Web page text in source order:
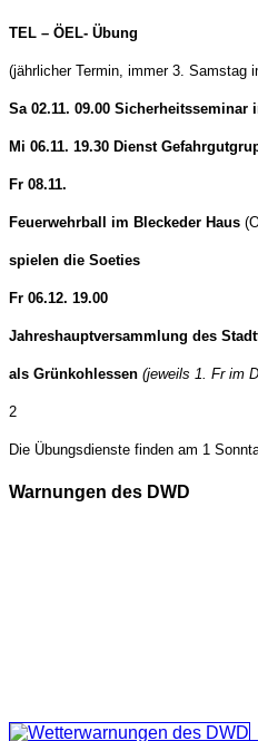
TEL – ÖEL- Übung
(jährlicher Termin, immer 3. Samstag
Sa 02.11. 09.00 Sicherheitsseminar
Mi 06.11. 19.30 Dienst
Fr 08.11.
Feuerwehrball im Bleckeder Haus
spielen die Soeties
Fr 06.12. 19.00
Jahreshauptversammlung des
als Grünkohlessen (jeweils 1. Fr im
2
Die Übungsdienste finden am 1
Warnungen des DWD